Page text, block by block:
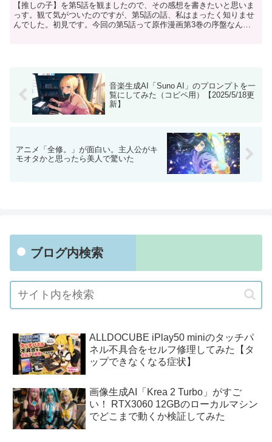
【推しの子】を第5話を観ましたので、その感想を書きたいと思いま
っす。観て気がついたのですが、第5話の話、私はまったく知りませ
んでした。初見です。今回の第5話って原作漫画第3巻の序盤なんで
音楽生成AI「Suno AI」のプロンプトを一
覧にしてみた（コピペ用）【2025/5/18更
新】
アニメ「全修。」が面白い。主人公がキ
モオタかと思ったら美人で驚いた
ブログ内検索
ALLDOCUBE iPlay50 miniのタッチパ
ネル不具合をセルフ修理してみた【タ
ップできなくなる症状】
画像生成AI「Krea 2 Turbo」がすご
い！ RTX3060 12GBのローカルマシン
でどこまで動くか検証してみた